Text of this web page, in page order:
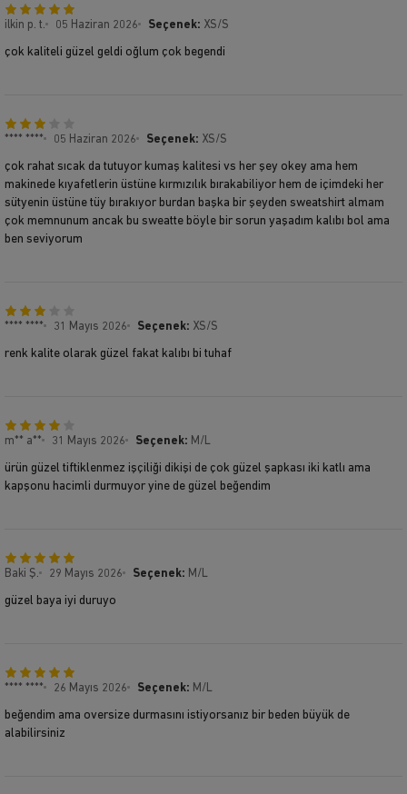
ilkin p. t. 05 Haziran 2026 Seçenek: XS/S
çok kaliteli güzel geldi oğlum çok begendi
**** **** 05 Haziran 2026 Seçenek: XS/S
çok rahat sıcak da tutuyor kumaş kalitesi vs her şey okey ama hem
makinede kıyafetlerin üstüne kırmızılık bırakabiliyor hem de içimdeki her
sütyenin üstüne tüy bırakıyor burdan başka bir şeyden sweatshirt almam
çok memnunum ancak bu sweatte böyle bir sorun yaşadım kalıbı bol ama
ben seviyorum
**** **** 31 Mayıs 2026 Seçenek: XS/S
renk kalite olarak güzel fakat kalıbı bi tuhaf
m** a** 31 Mayıs 2026 Seçenek: M/L
ürün güzel tiftiklenmez işçiliği dikişi de çok güzel şapkası iki katlı ama
kapşonu hacimli durmuyor yine de güzel beğendim
Baki Ş. 29 Mayıs 2026 Seçenek: M/L
güzel baya iyi duruyo
**** **** 26 Mayıs 2026 Seçenek: M/L
beğendim ama oversize durmasını istiyorsanız bir beden büyük de
alabilirsiniz